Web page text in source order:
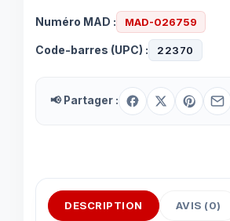
Numéro MAD : MAD-026759
Code-barres (UPC) : 22370
📢 Partager :
DESCRIPTION AVIS (0)